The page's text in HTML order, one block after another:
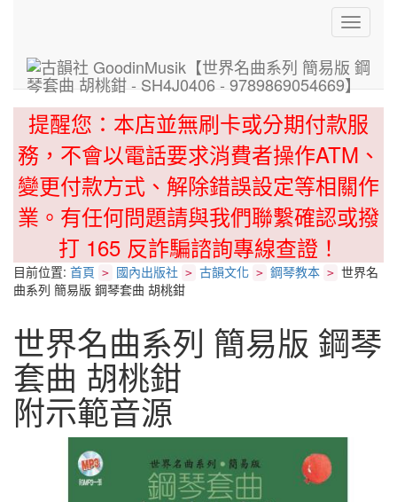
Toggle
提醒您：本店並無刷卡或分期付款服
務，不會以電話要求消費者操作ATM、
變更付款方式、解除錯誤設定等相關作
業。有任何問題請與我們聯繫確認或撥
打 165 反詐騙諮詢專線查證！
目前位置: 首頁 > 國內出版社 > 古韻文化 > 鋼琴教本 > 世界名
曲系列 簡易版 鋼琴套曲 胡桃鉗
世界名曲系列 簡易版 鋼琴
套曲 胡桃鉗
附示範音源